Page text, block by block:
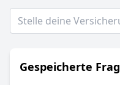
Gespeicherte